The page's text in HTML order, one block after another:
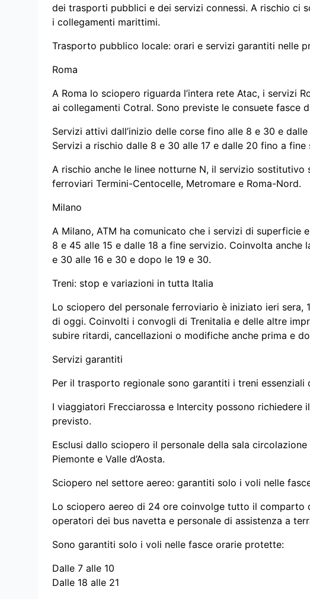
dei trasporti pubblici e dei servizi connessi. A rischio ci
i collegamenti marittimi.
Trasporto pubblico locale: orari e servizi garantiti nelle
Roma
A Roma lo sciopero riguarda l’intera rete Atac, i servizi
ai collegamenti Cotral. Sono previste le consuete fasce
Servizi attivi dall’inizio delle corse fino alle 8 e 30 e dalle
Servizi a rischio dalle 8 e 30 alle 17 e dalle 20 fino a fine
A rischio anche le linee notturne N, il servizio sostitutivo
ferroviari Termini-Centocelle, Metromare e Roma-Nord.
Milano
A Milano, ATM ha comunicato che i servizi di superficie
8 e 45 alle 15 e dalle 18 a fine servizio. Coinvolta anche
e 30 alle 16 e 30 e dopo le 19 e 30.
Treni: stop e variazioni in tutta Italia
Lo sciopero del personale ferroviario è iniziato ieri sera,
di oggi. Coinvolti i convogli di Trenitalia e delle altre
subire ritardi, cancellazioni o modifiche anche prima e
Servizi garantiti
Per il trasporto regionale sono garantiti i treni essenziali
I viaggiatori Frecciarossa e Intercity possono richiedere
previsto.
Esclusi dallo sciopero il personale della sala
Piemonte e Valle d’Aosta.
Sciopero nel settore aereo: garantiti solo i voli nelle
Lo sciopero aereo di 24 ore coinvolge tutto il
operatori dei bus navetta e personale di assistenza a
Sono garantiti solo i voli nelle fasce orarie protette:
Dalle 7 alle 10
Dalle 18 alle 21